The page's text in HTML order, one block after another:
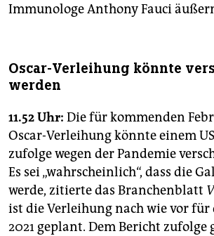
Immunologe Anthony Fauci
Oscar-Verleihung könnte
werden
11.52 Uhr: Die für kommenden
Oscar-Verleihung könnte einem
zufolge wegen der Pandemie
Es sei „wahrscheinlich“, dass die
werde, zitierte das Branchenblatt
ist die Verleihung nach wie vor für
2021 geplant. Dem Bericht zufolge